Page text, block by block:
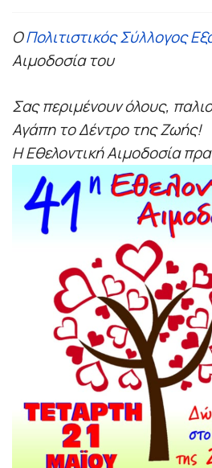
ΟΠολιτιστικός Σύλλoγος
Αιμοδοσία του
Σας περιμένουν όλους,
Αγάπη το Δέντρο της Ζωής!
Η Εθελοντική Αιμοδοσία